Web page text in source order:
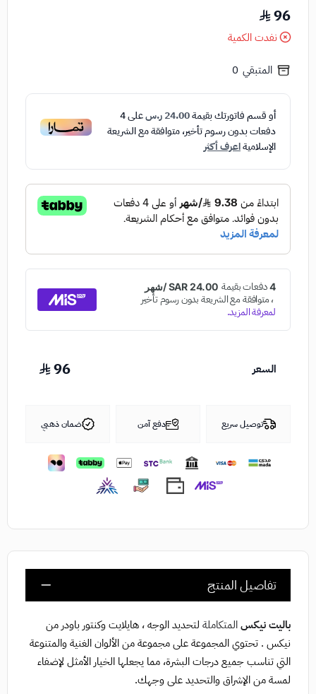
96
نفدت الكمية
المتبقي 0
أو قسم فاتورتك بقيمة24.00 ر.س على4
دفعات بدون رسوم تأخير، متوافقة مع الشريعة
الإسلاميةاعرف أكثر
السعر 96
توصيل سريع دفع آمن ضمان ذهبي
تفاصيل المنتج
باليت نيكسالمتكاملة لتحديد الوجه ، هايلايت وكنتور باودر من
نيكس . تحتوي المجموعة على مجموعة من الألوان الغنية والمتنوعة
التي تناسب جميع درجات البشرة، مما يجعلها الخيار الأمثل لإضفاء
لمسة من الإشراق والتحديد على وجهك.